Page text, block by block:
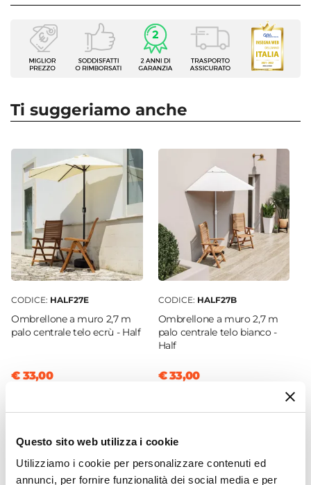
Questo sito web utilizza i cookie
Utilizziamo i cookie per personalizzare contenuti ed
annunci, per fornire funzionalità dei social media e per
Caratteristiche
Tipologia
Base a mezzaluna
Semicircolare
Dimensioni
Materiale
Resina
Colore
Marrone
Peso
9 kg
Compatibilità Palo
6 cm
Ti suggeriamo anche
CODICE: HALF27E
Ombrellone a muro 2,7 m
palo centrale telo ecrù - Half
€ 33,00
CODICE: HALF27B
Ombrellone a muro 2,7 m
palo centrale telo bianco -
Half
€ 33,00